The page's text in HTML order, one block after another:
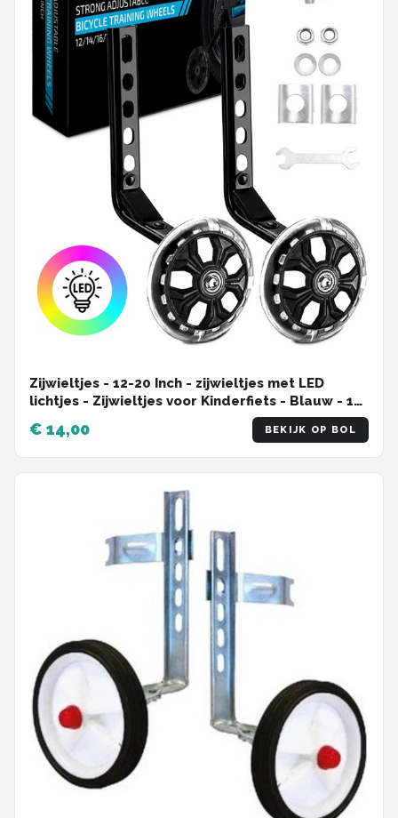
Zijwieltjes - 12-20 Inch - zijwieltjes met LED
lichtjes - Zijwieltjes voor Kinderfiets - Blauw - 12
inch/14 inch/16 inch/18 inch/20 inch - Zijwielen
- Kinderfietsaccessoires
€ 14,00 BEKIJK OP BOL